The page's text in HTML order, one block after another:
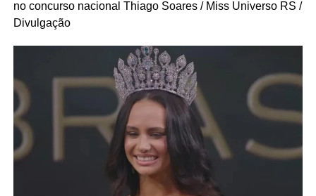
no concurso nacional Thiago Soares / Miss Universo RS /
Divulgação